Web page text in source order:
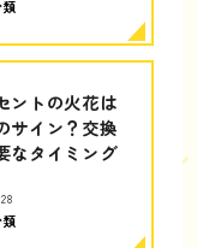
ントの火花は
サイン？交換
なタイミング